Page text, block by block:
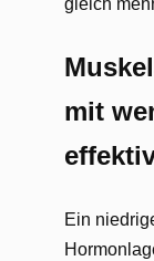
gleich
mit
Ein